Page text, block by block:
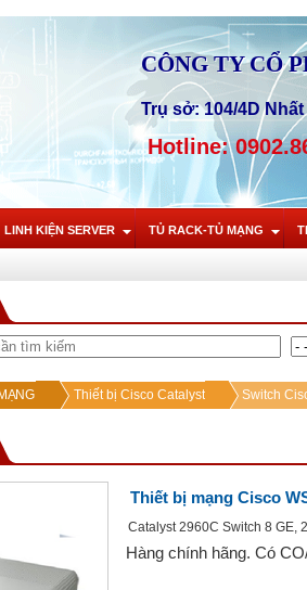
CÔNG TY CỔ
Trụ sở: 104/4D
Hotline:
LINH KIỆN SERVER TỦ RACK-TỦ MẠNG
Thiết bị Cisco Catalyst Switch
Thiết bị mạng Cisco
Catalyst 2960C Switch 8 GE,
Hàng chính hãng. Có